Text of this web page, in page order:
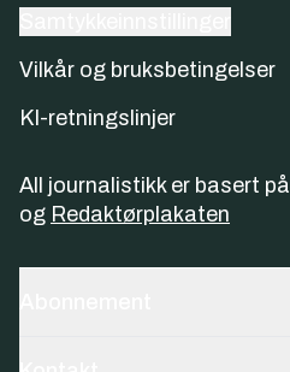
Vilkår og bruksbetingelser
KI-retningslinjer
All journalistikk er basert på
og Redaktørplakaten